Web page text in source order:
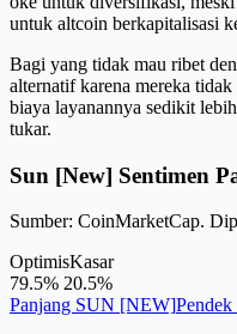
untuk altcoin berkapitalisasi
Bagi yang tidak mau ribet
alternatif karena mereka
biaya layanannya sedikit
tukar.
Sun [New] Sentimen
Sumber: CoinMarketCap.
OptimisKasar
79.5% 20.5%
Panjang SUN [NEW]